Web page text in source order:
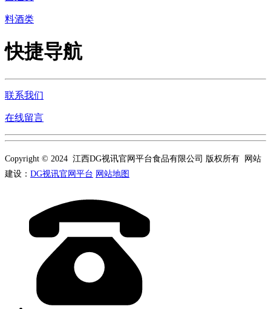
料酒类
快捷导航
联系我们
在线留言
Copyright © 2024 江西DG视讯官网平台食品有限公司 版权所有 网站
建设： DG视讯官网平台 网站地图